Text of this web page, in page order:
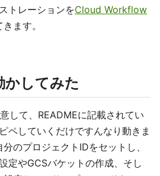
トレーションをCloud Workflow
ます。
してみた
して、READMEに記載されてい
ペしていくだけですんなり動きま
分のプロジェクトIDをセットし、
定やGCSバケットの作成、そし